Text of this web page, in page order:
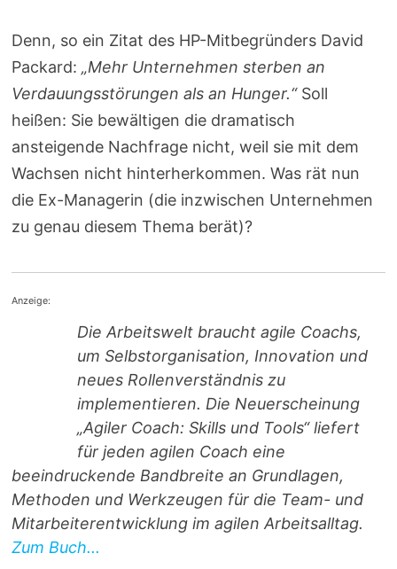
Denn, so ein Zitat des HP-Mitbegründers David
Packard:„Mehr Unternehmen sterben an
Verdauungsstörungen als an Hunger.“Soll
heißen: Sie bewältigen die dramatisch
ansteigende Nachfrage nicht, weil sie mit dem
Wachsen nicht hinterherkommen. Was rät nun
die Ex-Managerin (die inzwischen Unternehmen
zu genau diesem Thema berät)?
Anzeige:
Die Arbeitswelt braucht agile Coachs,
um Selbstorganisation, Innovation und
neues Rollenverständnis zu
implementieren. Die Neuerscheinung
„Agiler Coach: Skills und Tools“ liefert
für jeden agilen Coach eine
beeindruckende Bandbreite an Grundlagen,
Methoden und Werkzeugen für die Team- und
Mitarbeiterentwicklung im agilen Arbeitsalltag.
Zum Buch...